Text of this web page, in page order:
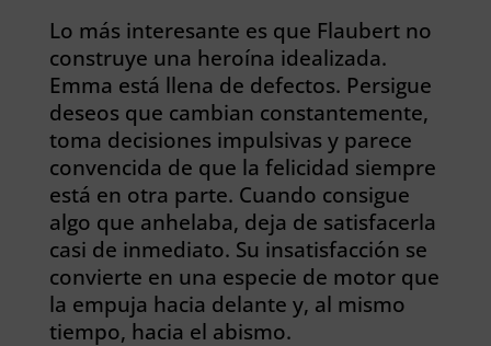
Lo más interesante es que Flaubert no
construye una heroína idealizada.
Emma está llena de defectos. Persigue
deseos que cambian constantemente,
toma decisiones impulsivas y parece
convencida de que la felicidad siempre
está en otra parte. Cuando consigue
algo que anhelaba, deja de satisfacerla
casi de inmediato. Su insatisfacción se
convierte en una especie de motor que
la empuja hacia delante y, al mismo
tiempo, hacia el abismo.